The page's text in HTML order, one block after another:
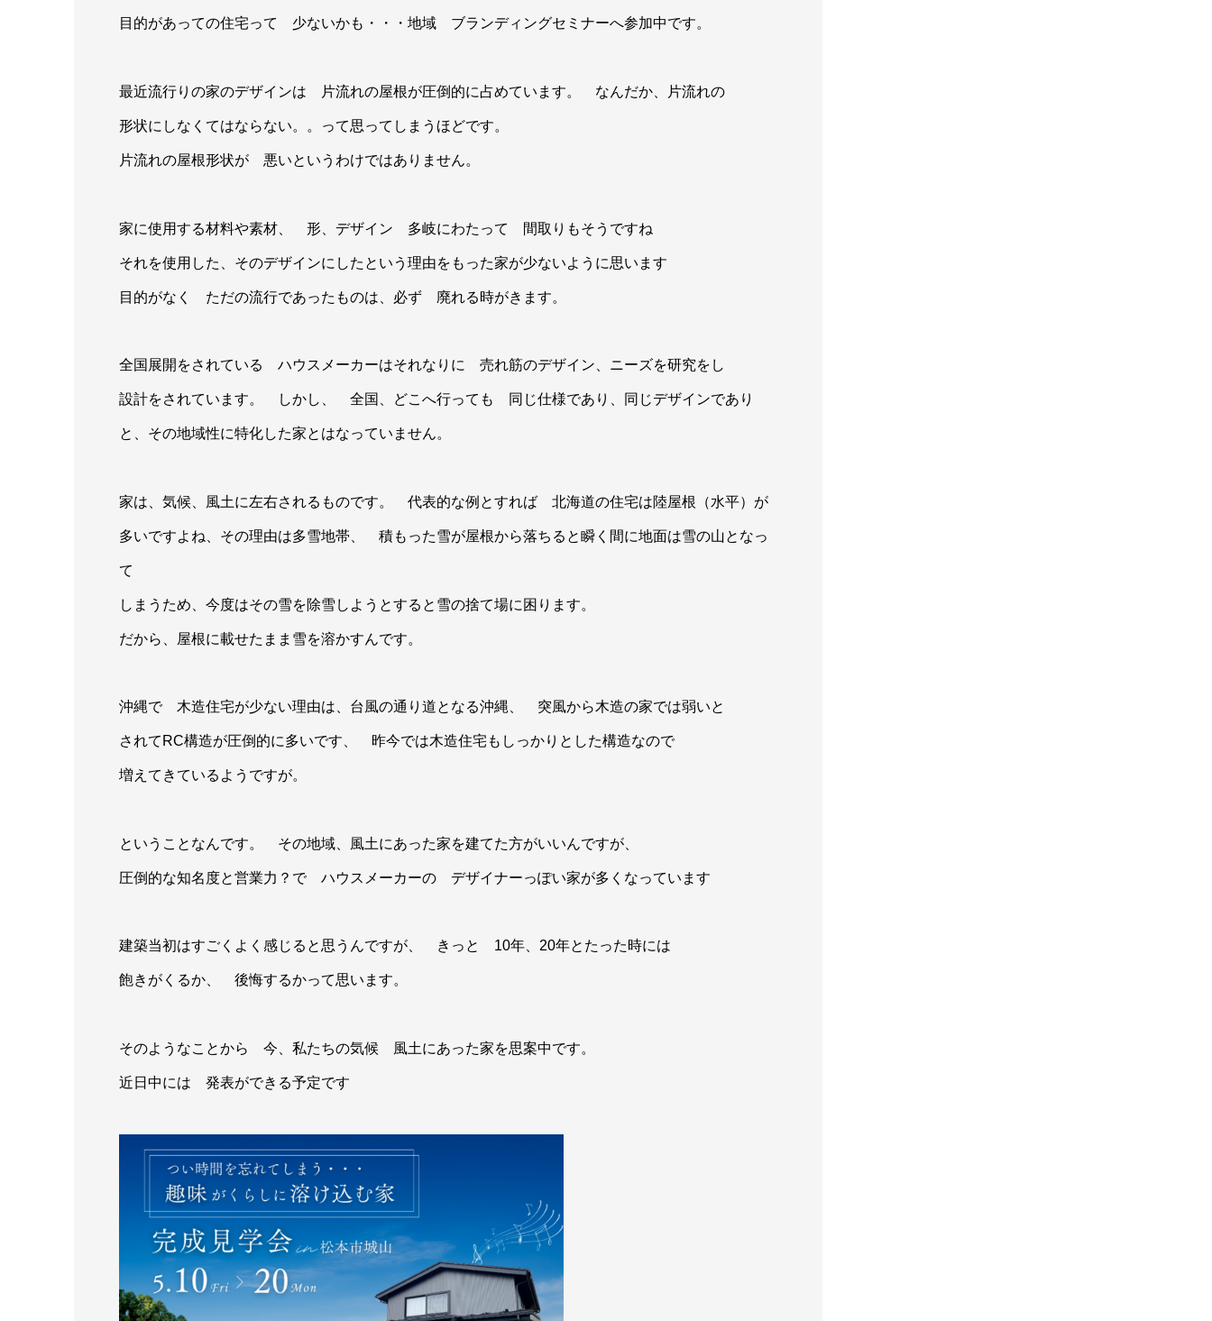
目的があっての住宅って 少ないかも・・・地域 ブランディングセミナーへ参加中です。
最近流行りの家のデザインは 片流れの屋根が圧倒的に占めています。 なんだか、片流れの
形状にしなくてはならない。。って思ってしまうほどです。
片流れの屋根形状が 悪いというわけではありません。
家に使用する材料や素材、 形、デザイン 多岐にわたって 間取りもそうですね
それを使用した、そのデザインにしたという理由をもった家が少ないように思います
目的がなく ただの流行であったものは、必ず 廃れる時がきます。
全国展開をされている ハウスメーカーはそれなりに 売れ筋のデザイン、ニーズを研究をし
設計をされています。 しかし、 全国、どこへ行っても 同じ仕様であり、同じデザインであり
と、その地域性に特化した家とはなっていません。
家は、気候、風土に左右されるものです。 代表的な例とすれば 北海道の住宅は陸屋根（水平）が
多いですよね、その理由は多雪地帯、 積もった雪が屋根から落ちると瞬く間に地面は雪の山となっ
て
しまうため、今度はその雪を除雪しようとすると雪の捨て場に困ります。
だから、屋根に載せたまま雪を溶かすんです。
沖縄で 木造住宅が少ない理由は、台風の通り道となる沖縄、 突風から木造の家では弱いと
されてRC構造が圧倒的に多いです、 昨今では木造住宅もしっかりとした構造なので
増えてきているようですが。
ということなんです。 その地域、風土にあった家を建てた方がいいんですが、
圧倒的な知名度と営業力？で ハウスメーカーの デザイナーっぽい家が多くなっています
建築当初はすごくよく感じると思うんですが、 きっと 10年、20年とたった時には
飽きがくるか、 後悔するかって思います。
そのようなことから 今、私たちの気候 風土にあった家を思案中です。
近日中には 発表ができる予定です